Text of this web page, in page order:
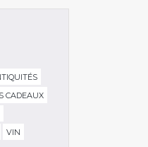
CADEAUX
VIN